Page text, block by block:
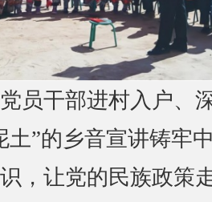
员干部进村入户、
土”的乡音宣讲铸牢
，让党的民族政策